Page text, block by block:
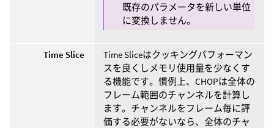
既存のパラメータを新しい単位
に変換しません。
Time Slice
Time Sliceはクッキングパフォーマン
スを良くしメモリ使用量を少なくす
る機能です。慣例上、CHOPは全体の
フレーム範囲のチャンネルを計算し
ます。チャンネルをフレーム毎に評
価する必要がないなら、全体のチャ